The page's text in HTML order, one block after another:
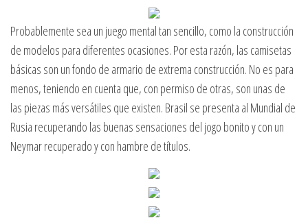
Probablemente sea un juego mental tan sencillo, como la construcción
de modelos para diferentes ocasiones. Por esta razón, las camisetas
básicas son un fondo de armario de extrema construcción. No es para
menos, teniendo en cuenta que, con permiso de otras, son unas de
las piezas más versátiles que existen. Brasil se presenta al Mundial de
Rusia recuperando las buenas sensaciones del jogo bonito y con un
Neymar recuperado y con hambre de títulos.